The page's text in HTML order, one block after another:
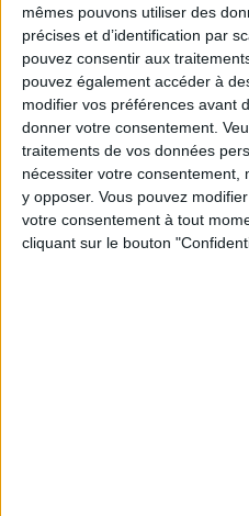
mêmes pouvons utiliser des
précises et d’identification par
pouvez consentir aux
pouvez également accéder à
modifier vos préférences avant
donner votre consentement.
traitements de vos données
nécessiter votre consentement,
y opposer. Vous pouvez
votre consentement à tout
cliquant sur le bouton
LES SNEAKERS